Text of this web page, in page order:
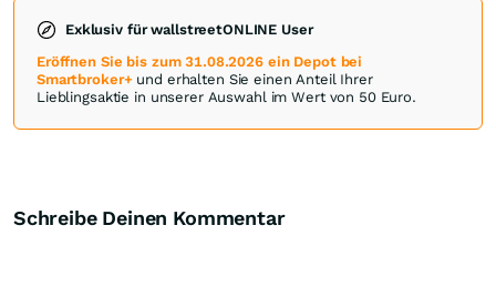
Exklusiv für wallstreetONLINE User
Eröffnen Sie bis zum 31.08.2026 ein Depot bei
Smartbroker+und erhalten Sie einen Anteil Ihrer
Lieblingsaktie in unserer Auswahl im Wert von 50 Euro.
Schreibe Deinen Kommentar